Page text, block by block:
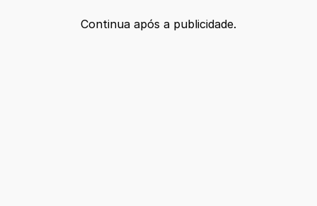
Continua após a publicidade.